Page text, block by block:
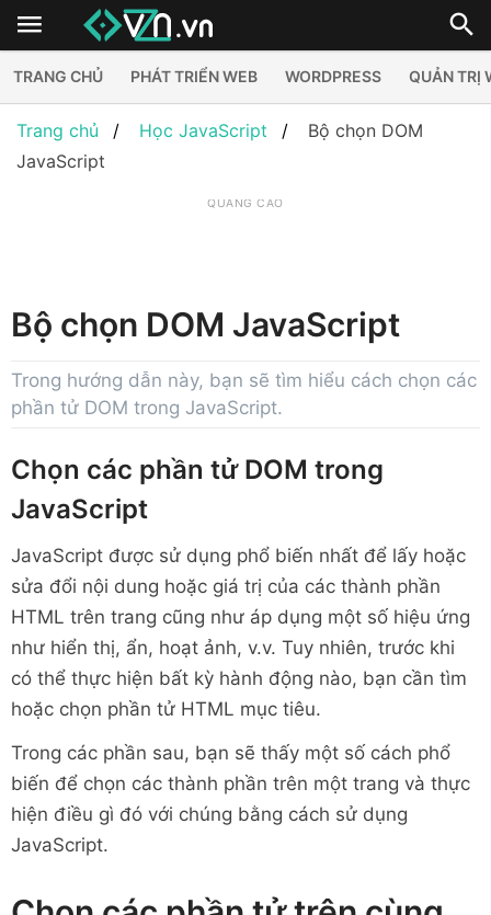
TRANG CHỦ PHÁT TRIỂN WEB WORDPRESS QUẢN TRỊ
Trang chủ Học JavaScript
Bộ chọn DOM
JavaScript
QUẢNG CÁO
Bộ chọn DOM JavaScript
Trong hướng dẫn này, bạn sẽ tìm hiểu cách chọn các
phần tử DOM trong JavaScript.
Chọn các phần tử DOM trong
JavaScript
JavaScript được sử dụng phổ biến nhất để lấy hoặc
sửa đổi nội dung hoặc giá trị của các thành phần
HTML trên trang cũng như áp dụng một số hiệu ứng
như hiển thị, ẩn, hoạt ảnh, v.v. Tuy nhiên, trước khi
có thể thực hiện bất kỳ hành động nào, bạn cần tìm
hoặc chọn phần tử HTML mục tiêu.
Trong các phần sau, bạn sẽ thấy một số cách phổ
biến để chọn các thành phần trên một trang và thực
hiện điều gì đó với chúng bằng cách sử dụng
JavaScript.